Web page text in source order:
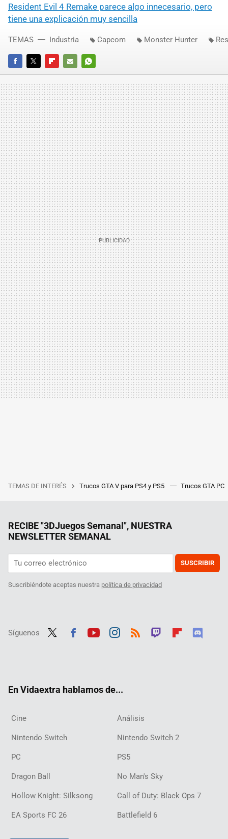
Resident Evil 4 Remake parece algo innecesario, pero
tiene una explicación muy sencilla
FACEBOOKTWITTERFLIPBOARD
E-
MAIL
WHATSAPP
TEMAS Industria Capcom Monster Hunter
TEMAS DE INTERÉS Trucos GTA V para PS4 y PS5 Trucos GTA PC
RECIBE "3DJuegos Semanal", NUESTRA
NEWSLETTER SEMANAL
SUSCRIBIR
Suscribiéndote aceptas nuestra política de privacidad
Síguenos
En Vidaextra hablamos de...
Cine Análisis
Nintendo Switch Nintendo Switch 2
PC PS5
Dragon Ball No Man's Sky
Hollow Knight: Silksong Call of Duty: Black Ops 7
EA Sports FC 26 Battlefield 6